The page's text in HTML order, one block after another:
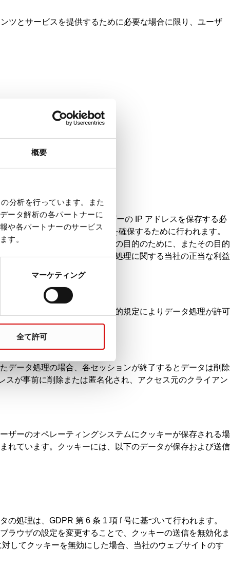
概要
分析を行っています。また
ータ解析の各パートナーに
や各パートナーのサービス
す。
マーケティング
全て許可
ツとサービスを提供するために必要な場合に限り、ユーザ
セッションの期間中、ユーザーの IP アドレスを保存する必
存は、ウェブサイトの機能を確保するために行われます。
。個人データの処理は、上記の目的のために、またその目的
ん。これらの目的は、データ処理に関する当社の正当な利益
得ることが不可能であり、法的規定によりデータ処理が許可
データ処理の場合、各セッションが終了するとデータは削除
が事前に削除または匿名化され、アクセス元のクライアン
ザーのオペレーティングシステムにクッキーが保存される場
れています。クッキーには、以下のデータが保存および送信
処理は、GDPR 第 6 条 1 項 f 号に基づいて行われます。
ラウザの設定を変更することで、クッキーの送信を無効化ま
してクッキーを無効にした場合、当社のウェブサイトのす